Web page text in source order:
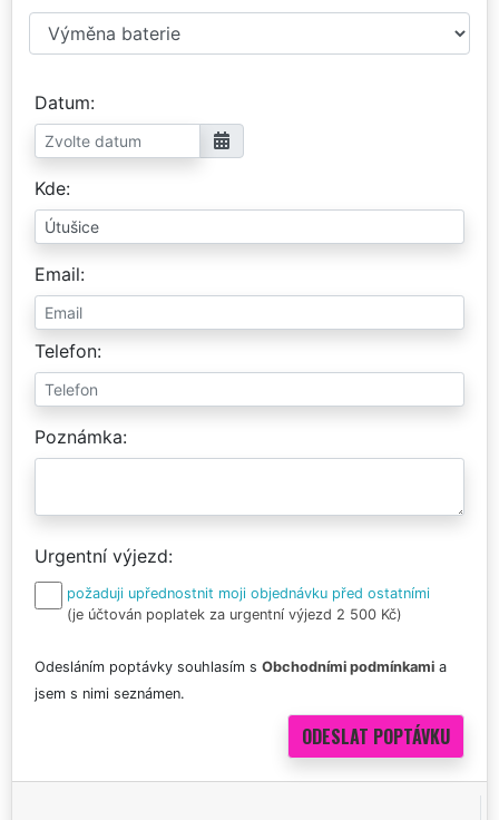
Datum
Kde
Email
Telefon
Poznámka
Urgentní výjezd
požaduji upřednostnit moji objednávku před ostatními
(je účtován poplatek za urgentní výjezd 2 500 Kč)
Odesláním poptávky souhlasím s Obchodními podmínkami a
jsem s nimi seznámen.